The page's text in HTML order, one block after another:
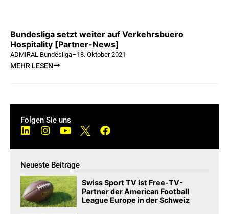
Bundesliga setzt weiter auf Verkehrsbuero
Hospitality [Partner-News]
ADMIRAL Bundesliga–18. Oktober 2021
MEHR LESEN
Folgen Sie uns
Neueste Beiträge
Swiss Sport TV ist Free-TV-
Partner der American Football
League Europe in der Schweiz